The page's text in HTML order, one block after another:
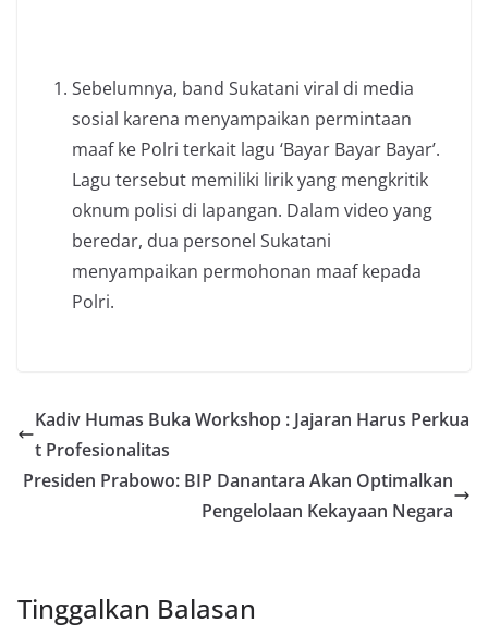
Sebelumnya, band Sukatani viral di media
sosial karena menyampaikan permintaan
maaf ke Polri terkait lagu ‘Bayar Bayar Bayar’.
Lagu tersebut memiliki lirik yang mengkritik
oknum polisi di lapangan. Dalam video yang
beredar, dua personel Sukatani
menyampaikan permohonan maaf kepada
Polri.
Kadiv Humas Buka Workshop : Jajaran Harus Perkua
t Profesionalitas
Presiden Prabowo: BIP Danantara Akan Optimalkan
Pengelolaan Kekayaan Negara
Tinggalkan Balasan